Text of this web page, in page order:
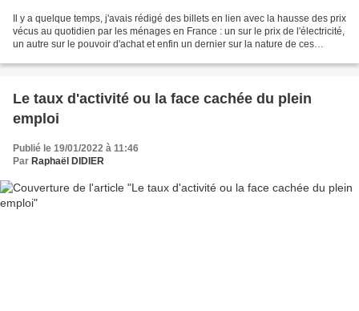
Il y a quelque temps, j'avais rédigé des billets en lien avec la hausse des prix
vécus au quotidien par les ménages en France : un sur le prix de l'électricité,
un autre sur le pouvoir d'achat et enfin un dernier sur la nature de ces
Le taux d'activité ou la face cachée du plein
emploi
Publié le 19/01/2022 à 11:46
Par Raphaël DIDIER